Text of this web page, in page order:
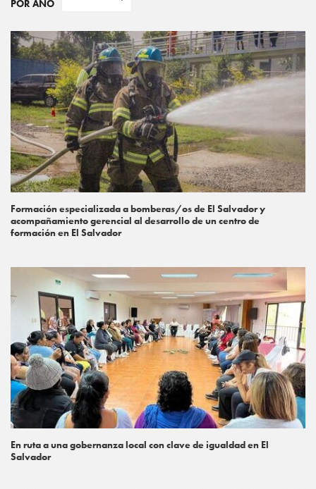
POR AÑO
Formación especializada a bomberas/os de El Salvador y
acompañamiento gerencial al desarrollo de un centro de
formación en El Salvador
En ruta a una gobernanza local con clave de igualdad en El
Salvador